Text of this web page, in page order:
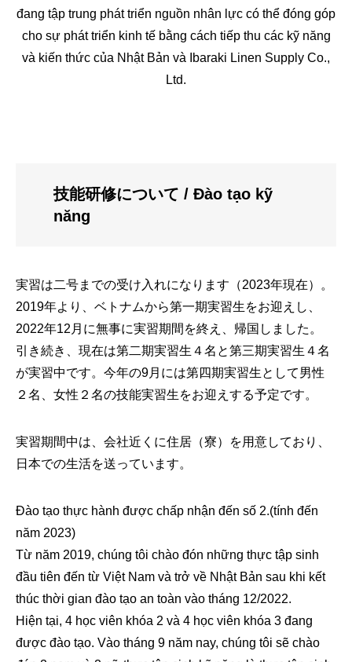
đang tập trung phát triển nguồn nhân lực có thể đóng góp
cho sự phát triển kinh tế bằng cách tiếp thu các kỹ năng
và kiến ​​thức của Nhật Bản và Ibaraki Linen Supply Co.,
Ltd.
技能研修について / Đào tạo kỹ
năng
実習は二号までの受け入れになります（2023年現在）。
2019年より、ベトナムから第一期実習生をお迎えし、
2022年12月に無事に実習期間を終え、帰国しました。
引き続き、現在は第二期実習生４名と第三期実習生４名
が実習中です。今年の9月には第四期実習生として男性
２名、女性２名の技能実習生をお迎えする予定です。
実習期間中は、会社近くに住居（寮）を用意しており、
日本での生活を送っています。
Đào tạo thực hành được chấp nhận đến số 2.(tính đến
năm 2023)
Từ năm 2019, chúng tôi chào đón những thực tập sinh
đầu tiên đến từ Việt Nam và trở về Nhật Bản sau khi kết
thúc thời gian đào tạo an toàn vào tháng 12/2022.
Hiện tại, 4 học viên khóa 2 và 4 học viên khóa 3 đang
được đào tạo. Vào tháng 9 năm nay, chúng tôi sẽ chào